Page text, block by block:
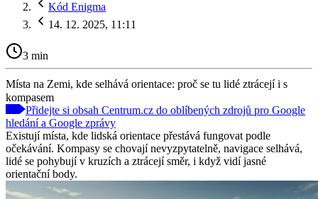
Kód Enigma
14. 12. 2025, 11:11
3 min
Místa na Zemi, kde selhává orientace: proč se tu lidé ztrácejí i s
kompasem
Přidejte si obsah Centrum.cz do oblíbených zdrojů pro Google
hledání a Google zprávy
Existují místa, kde lidská orientace přestává fungovat podle
očekávání. Kompasy se chovají nevyzpytatelně, navigace selhává,
lidé se pohybují v kruzích a ztrácejí směr, i když vidí jasné
orientační body.